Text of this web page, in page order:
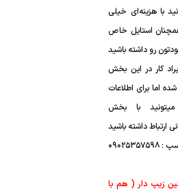
با هزینه‌ای خیلی
استایل خاص
کار در این بخش
اما برای اطلاعات
میتونید با بخش
زیپ دار ( هم با